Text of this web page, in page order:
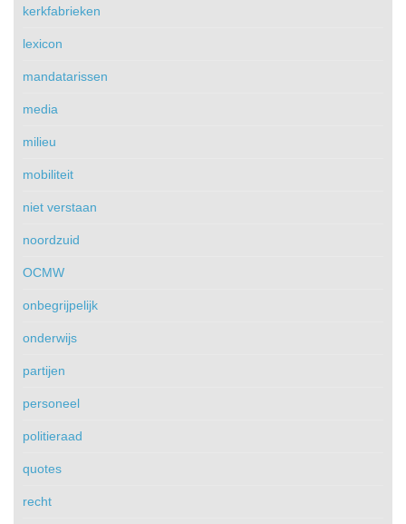
kerkfabrieken
lexicon
mandatarissen
media
milieu
mobiliteit
niet verstaan
noordzuid
OCMW
onbegrijpelijk
onderwijs
partijen
personeel
politieraad
quotes
recht